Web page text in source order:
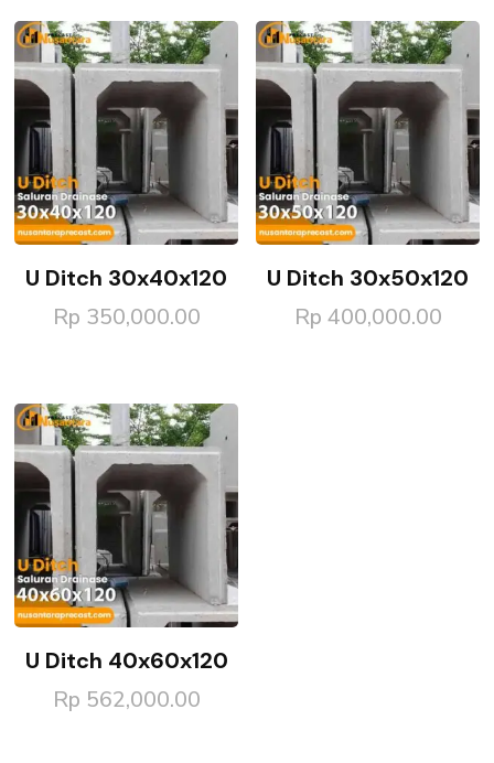
U Ditch 30x40x120
Rp 350,000.00
U Ditch 30x50x120
Rp 400,000.00
U Ditch 40x60x120
Rp 562,000.00